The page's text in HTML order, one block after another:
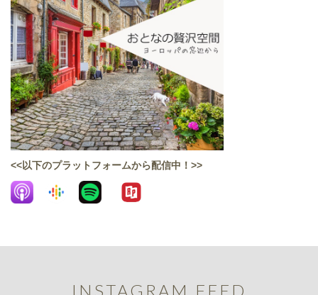
<<以下のプラットフォームから配信中！>>
INSTAGRAM FEED